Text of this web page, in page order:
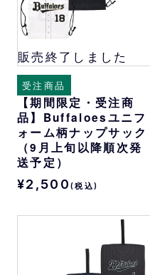
販売終了しました
受注商品
【期間限定・受注商
品】Buffaloesユニフ
ォーム柄ナップサック
（9月上旬以降順次発
送予定）
¥2,500 (税込)